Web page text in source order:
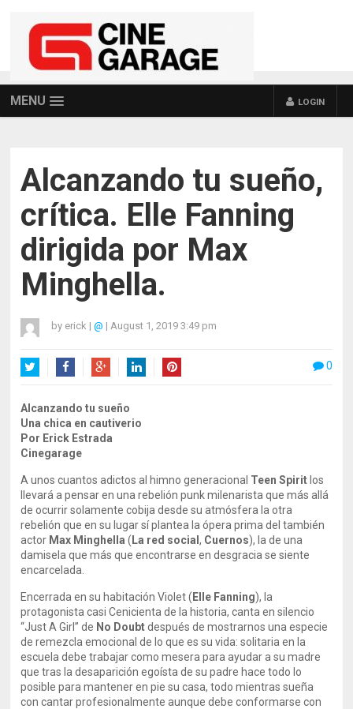
MENU LOGIN
Alcanzando tu sueño,
crítica. Elle Fanning
dirigida por Max
Minghella.
by erick | @ | August 1, 2019 3:49 pm
0
Alcanzando tu sueño
Una chica en cautiverio
Por Erick Estrada
Cinegarage
A unos cuantos adictos al himno generacional Teen Spirit los
llevará a pensar en una rebelión punk milenarista que más allá
de ocurrir solamente cobija desde su atmósfera la otra
rebelión que en su lugar sí plantea la ópera prima del también
actor Max Minghella ( La red social, Cuernos), la de una
damisela que más que encontrarse en desgracia se siente
encarcelada.
Encerrada en su habitación Violet ( Elle Fanning), la
protagonista casi Cenicienta de la historia, canta en silencio
“Just A Girl” de No Doubtdespués de mostrarnos una especie
de remezcla emocional de lo que es su vida: solitaria en la
escuela debe trabajar como mesera para ayudar a su madre
que tras la desaparición egoísta de su padre hace todo lo
posible para mantener en pie su casa, todo mientras sueña
con cantar profesionalmente aunque debe conformarse con